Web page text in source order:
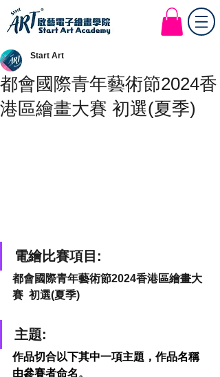
Start Art Workshop
都會國際青年藝術節2024香
港區繪畫大賽 初選(夏季)
Start Art
電繪比賽項目:
都會國際青年藝術節2024香港區繪畫大
賽  初選(夏季)
主題:
作品切合以下其中一項主題，作品名稱
由參賽者命名。